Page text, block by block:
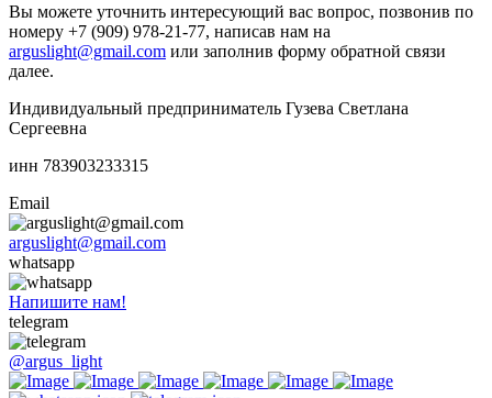
Вы можете уточнить интересующий вас вопрос, позвонив по
номеру +7 (909) 978-21-77, написав нам на
arguslight@gmail.com или заполнив форму обратной связи
далее.
Индивидуальный предприниматель Гузева Светлана
Сергеевна
инн 783903233315
Email
arguslight@gmail.com
whatsapp
Напишите нам!
telegram
@argus_light